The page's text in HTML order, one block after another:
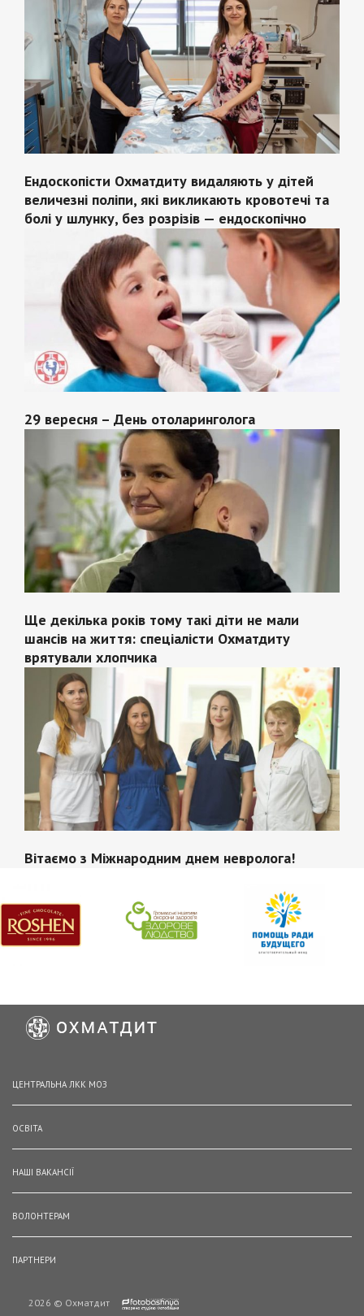
Ендоскопісти Охматдиту видаляють у дітей
величезні поліпи, які викликають кровотечі та
болі у шлунку, без розрізів — ендоскопічно
29 вересня – День отоларинголога
Ще декілька років тому такі діти не мали
шансів на життя: спеціалісти Охматдиту
врятували хлопчика
Вітаємо з Міжнародним днем невролога!
ЦЕНТРАЛЬНА ЛКК МОЗ
ОСВІТА
НАШІ ВАКАНСІЇ
ВОЛОНТЕРАМ
ПАРТНЕРИ
2026 © Охматдит